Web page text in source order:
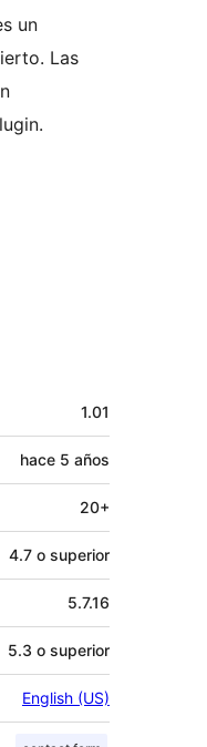
un
Las
1.01
hace 5 años
20+
4.7 o superior
5.7.16
5.3 o superior
English (US)